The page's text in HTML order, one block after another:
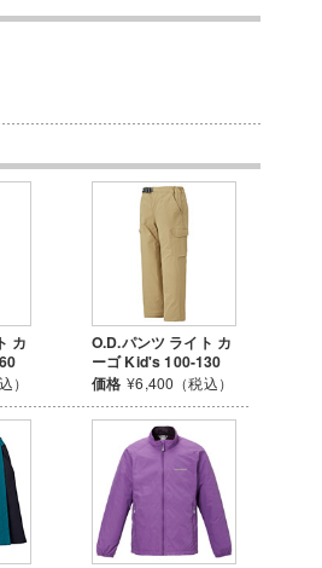
カ
）
O.D.パンツ ライト カ
ーゴ Kid's 100-130
価格 ¥6,400（税込）